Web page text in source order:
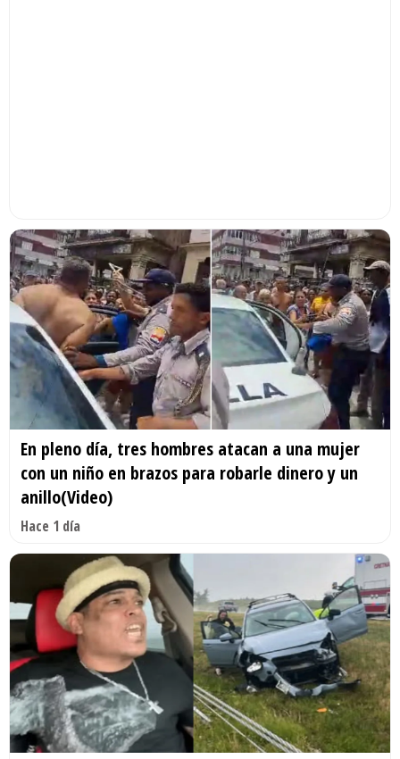
En pleno día, tres hombres atacan a una mujer
con un niño en brazos para robarle dinero y un
anillo(Video)
Hace 1 día